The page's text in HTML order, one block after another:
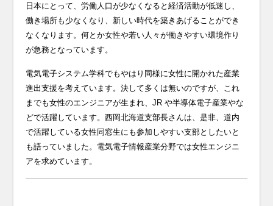
日本にとって、労働人口が少なくなると経済活動が低迷し、
働き場所も少なくなり、新しい時代を築きあげることができ
なくなります。何とか女性や若い人々が働きやすい環境作り
が急務となっています。
電気電子システム学科でもやはり同様に女性に開かれた産業
進出支援を考えています。決して多くは無いのですが、これ
までも女性のエンジニアが生まれ、JR や半導体電子産業やな
どで活躍しています。西岡北海道支部長さんは、是非、道内
で活躍している女性同窓生にも参加しやすい支部としたいと
も語っていました。電気電子情報産業分野では女性エンジニ
アを求めています。